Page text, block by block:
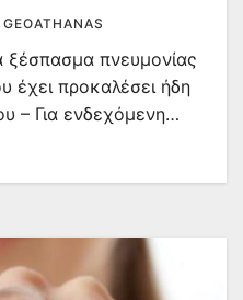
GEOATHANAS
ξέσπασμα πνευμονίας
έχει προκαλέσει ήδη
– Για ενδεχόμενη…